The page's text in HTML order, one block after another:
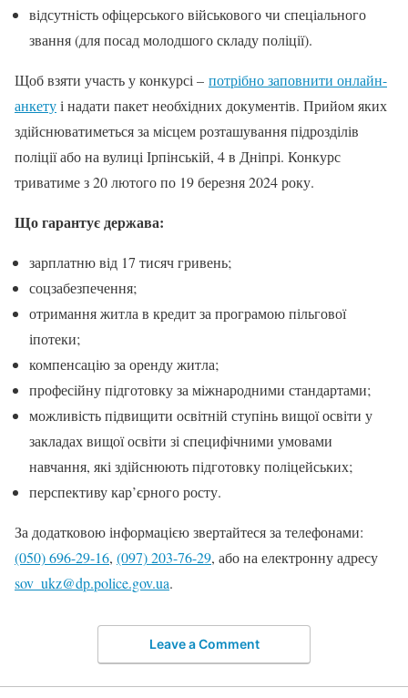
відсутність офіцерського військового чи спеціального
звання (для посад молодшого складу поліції).
Щоб взяти участь у конкурсі – потрібно заповнити онлайн-
анкетуі надати пакет необхідних документів. Прийом яких
здійснюватиметься за місцем розташування підрозділів
поліції або на вулиці Ірпінській, 4 в Дніпрі. Конкурс
триватиме з 20 лютого по 19 березня 2024 року.
Що гарантує держава:
зарплатню від 17 тисяч гривень;
соцзабезпечення;
отримання житла в кредит за програмою пільгової
іпотеки;
компенсацію за оренду житла;
професійну підготовку за міжнародними стандартами;
можливість підвищити освітній ступінь вищої освіти у
закладах вищої освіти зі специфічними умовами
навчання, які здійснюють підготовку поліцейських;
перспективу кар’єрного росту.
За додатковою інформацією звертайтеся за телефонами:
(050) 696-29-16, (097) 203-76-29, або на електронну адресу
sov_ukz@dp.police.gov.ua.
Leave a Comment